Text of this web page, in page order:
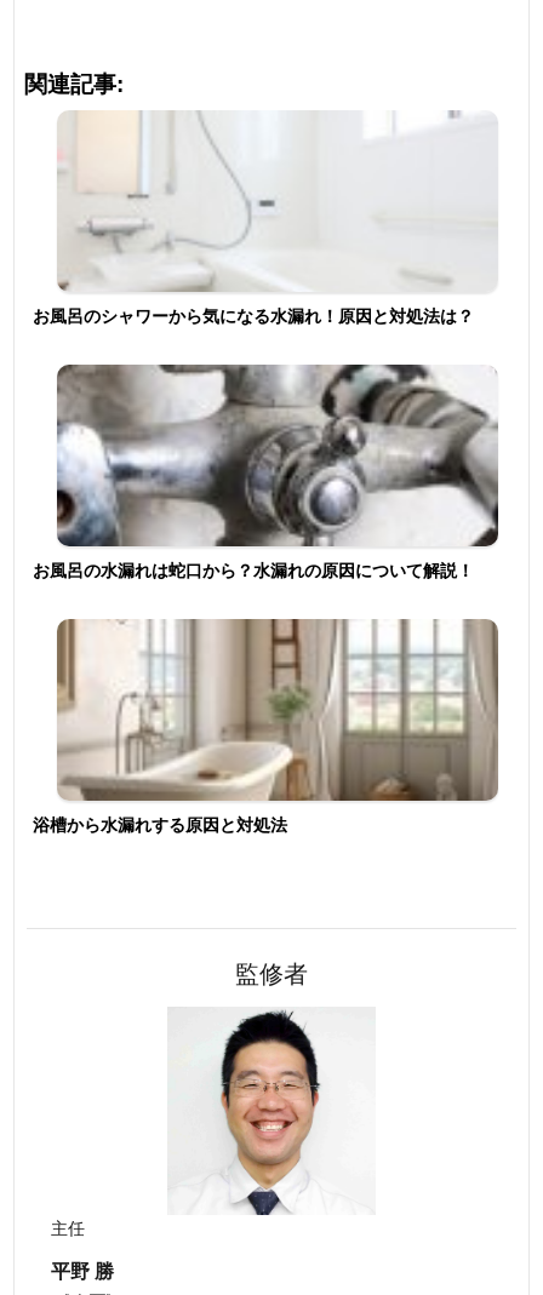
関連記事:
お風呂のシャワーから気になる水漏れ！原因と対処法は？
お風呂の水漏れは蛇口から？水漏れの原因について解説！
浴槽から水漏れする原因と対処法
監修者
主任
平野 勝